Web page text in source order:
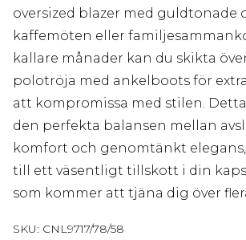
oversized blazer med guldtonade
kaffemöten eller
kallare månader kan du skikta
polotröja med ankelboots för
att kompromissa med stilen.
den perfekta balansen mellan
komfort och genomtänkt
till ett väsentligt tillskott i din
som kommer att tjäna dig över
SKU: CNL9717/78/58